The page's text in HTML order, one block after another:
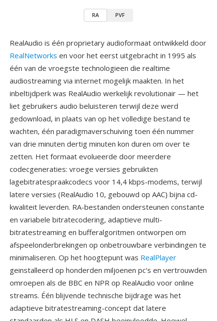
RA PVF
RealAudio is één proprietary audioformaat ontwikkeld door
RealNetworks en voor het eerst uitgebracht in 1995 als
één van de vroegste technologieen die realtime
audiostreaming via internet mogelijk maakten. In het
inbeltijdperk was RealAudio werkelijk revolutionair — het
liet gebruikers audio beluisteren terwijl deze werd
gedownload, in plaats van op het volledige bestand te
wachten, één paradigmaverschuiving toen één nummer
van drie minuten dertig minuten kon duren om over te
zetten. Het formaat evolueerde door meerdere
codecgeneraties: vroege versies gebruikten
lagebitratespraakcodecs voor 14,4 kbps-modems, terwijl
latere versies (RealAudio 10, gebouwd op AAC) bijna cd-
kwaliteit leverden. RA-bestanden ondersteunen constante
en variabele bitratecodering, adaptieve multi-
bitratestreaming en bufferalgoritmen ontworpen om
afspeelonderbrekingen op onbetrouwbare verbindingen te
minimaliseren. Op het hoogtepunt was RealPlayer
geinstalleerd op honderden miljoenen pc's en vertrouwden
omroepen als de BBC en NPR op RealAudio voor online
streams. Één blijvende technische bijdrage was het
adaptieve bitratestreaming-concept dat latere